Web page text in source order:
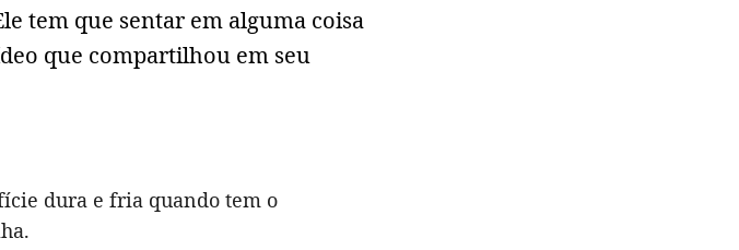
tem que sentar em alguma coisa
que compartilhou em seu
dura e fria quando tem o